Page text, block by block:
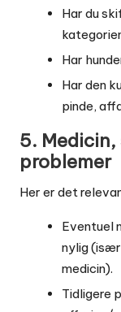
Har du
Har
Har den
pinde,
5.
problemer
Her er det
Eventuel
nylig
medicin).
Tidligere